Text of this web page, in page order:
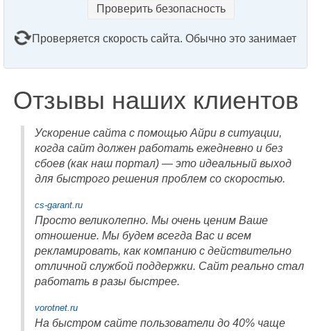
Проверить безопасность
Проверяется скорость сайта. Обычно это занимает
Отзывы наших клиентов
Ускорение сайта с помощью Айри в ситуации,
когда сайт должен работать ежедневно и без
сбоев (как наш портал) — это идеальный выход
для быстрого решения проблем со скоростью.
cs-garant.ru
Просто великолепно. Мы очень ценим Ваше
отношение. Мы будем всегда Вас и всем
рекламировать, как компанию с действительно
отличной службой поддержки. Сайт реально стал
работать в разы быстрее.
vorotnet.ru
На быстром сайте пользователи до 40% чаще